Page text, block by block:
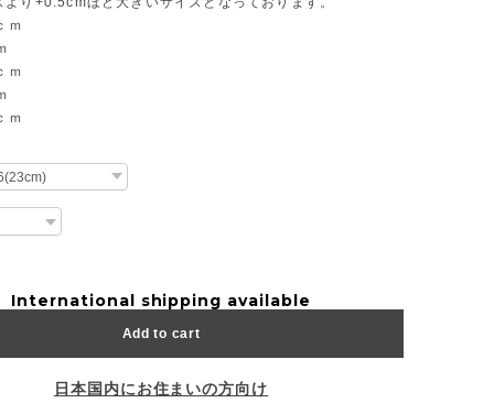
ｍ
ｍ
ｍ
International shipping available
Add to cart
日本国内にお住まいの方向け